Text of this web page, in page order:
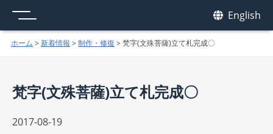
English
ホーム > 新着情報 > 制作・修復 > 梵字(文殊菩薩)立て札完成〇
梵字(文殊菩薩)立て札完成〇
2017-08-19